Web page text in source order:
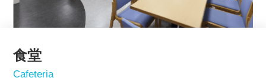
食堂
Cafeteria